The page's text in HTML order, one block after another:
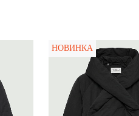
НОВИНКА